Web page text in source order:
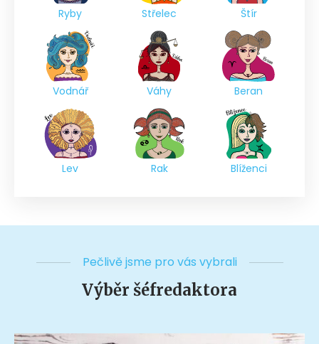
Ryby Střelec Štír
Vodnář Váhy Beran
Lev Rak Blíženci
Pečlivě jsme pro vás vybrali
Výběr šéfredaktora